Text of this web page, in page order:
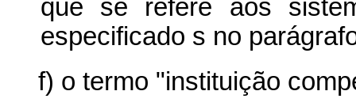
que se refere aos
especificado s no
f) o termo "instituição